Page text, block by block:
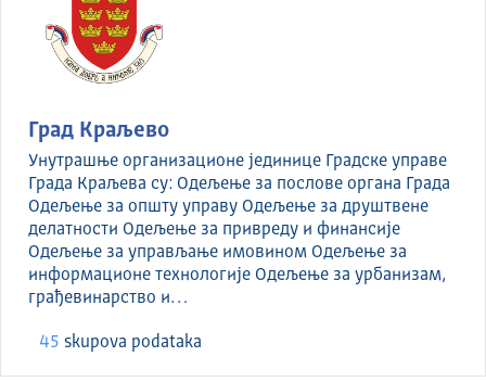
Град Краљево
Унутрашње организационе јединице Градске управе
Града Краљева су: Одељење за послове органа Града
Одељење за општу управу Одељење за друштвене
делатности Одељење за привреду и финансије
Одељење за управљање имовином Одељење за
информационе технологије Одељење за урбанизам,
грађевинарство и…
45 skupova podataka